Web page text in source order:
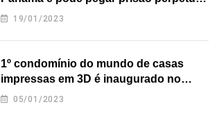
nos EUA
19/01/2023
1º condomínio do mundo de casas
impressas em 3D é inaugurado no
Texas
05/01/2023